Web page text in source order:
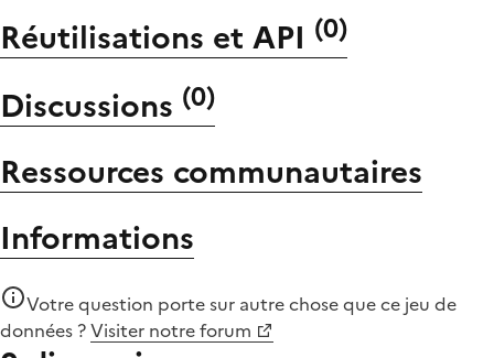
Réutilisations et API (0)
Discussions (0)
Ressources communautaires
Informations
Votre question porte sur autre chose quece jeu de
données ?Visiter notre forum